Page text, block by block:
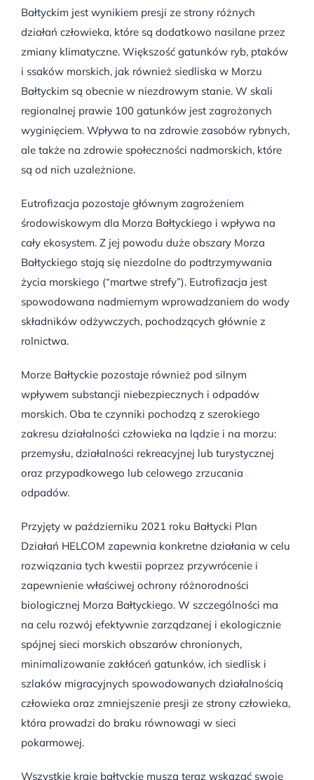
Bałtyckim jest wynikiem presji ze strony różnych
działań człowieka, które są dodatkowo nasilane przez
zmiany klimatyczne. Większość gatunków ryb, ptaków
i ssaków morskich, jak również siedliska w Morzu
Bałtyckim są obecnie w niezdrowym stanie. W skali
regionalnej prawie 100 gatunków jest zagrożonych
wyginięciem. Wpływa to na zdrowie zasobów rybnych,
ale także na zdrowie społeczności nadmorskich, które
są od nich uzależnione.
Eutrofizacja pozostaje głównym zagrożeniem
środowiskowym dla Morza Bałtyckiego i wpływa na
cały ekosystem. Z jej powodu duże obszary Morza
Bałtyckiego stają się niezdolne do podtrzymywania
życia morskiego (“martwe strefy”). Eutrofizacja jest
spowodowana nadmiernym wprowadzaniem do wody
składników odżywczych, pochodzących głównie z
rolnictwa.
Morze Bałtyckie pozostaje również pod silnym
wpływem substancji niebezpiecznych i odpadów
morskich. Oba te czynniki pochodzą z szerokiego
zakresu działalności człowieka na lądzie i na morzu:
przemysłu, działalności rekreacyjnej lub turystycznej
oraz przypadkowego lub celowego zrzucania
odpadów.
Przyjęty w październiku 2021 roku Bałtycki Plan
Działań HELCOM zapewnia konkretne działania w celu
rozwiązania tych kwestii poprzez przywrócenie i
zapewnienie właściwej ochrony różnorodności
biologicznej Morza Bałtyckiego. W szczególności ma
na celu rozwój efektywnie zarządzanej i ekologicznie
spójnej sieci morskich obszarów chronionych,
minimalizowanie zakłóceń gatunków, ich siedlisk i
szlaków migracyjnych spowodowanych działalnością
człowieka oraz zmniejszenie presji ze strony człowieka,
która prowadzi do braku równowagi w sieci
pokarmowej.
Wszystkie kraje bałtyckie muszą teraz wskazać swoje